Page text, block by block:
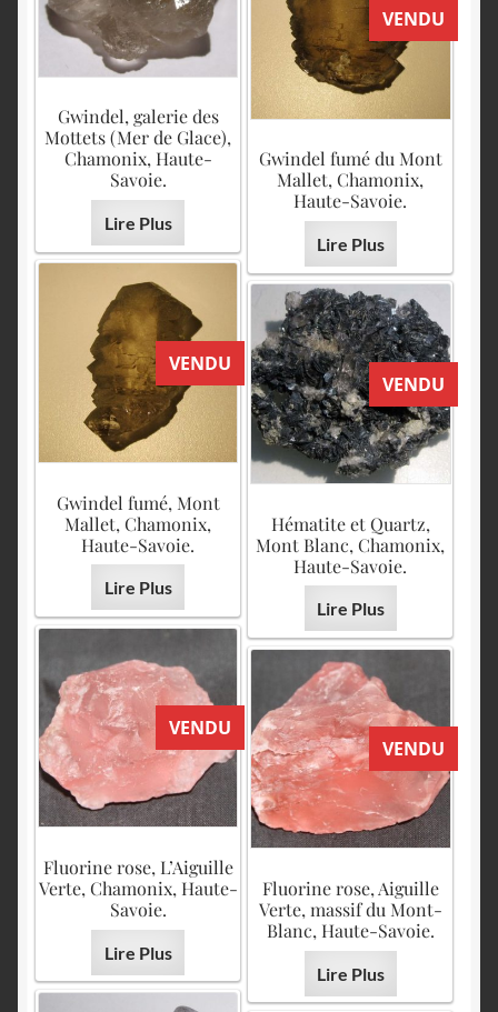
Gwindel, galerie des
Mottets (Mer de Glace),
Chamonix, Haute-
Savoie.
Lire Plus
VENDU
Gwindel fumé du Mont
Mallet, Chamonix,
Haute-Savoie.
Lire Plus
VENDU
Gwindel fumé, Mont
Mallet, Chamonix,
Haute-Savoie.
Lire Plus
VENDU
Hématite et Quartz,
Mont Blanc, Chamonix,
Haute-Savoie.
Lire Plus
VENDU
Fluorine rose, L’Aiguille
Verte, Chamonix, Haute-
Savoie.
Lire Plus
VENDU
Fluorine rose, Aiguille
Verte, massif du Mont-
Blanc, Haute-Savoie.
Lire Plus